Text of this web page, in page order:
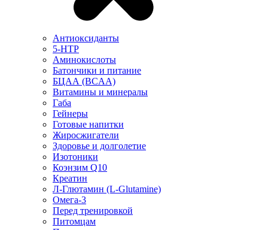
Антиоксиданты
5-HTP
Аминокислоты
Батончики и питание
БЦАА (BCAA)
Витамины и минералы
Габа
Гейнеры
Готовые напитки
Жиросжигатели
Здоровье и долголетие
Изотоники
Коэнзим Q10
Креатин
Л-Глютамин (L-Glutamine)
Омега-3
Перед тренировкой
Питомцам